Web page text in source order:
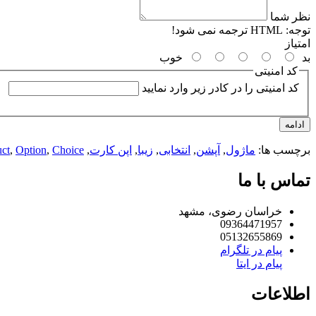
نظر شما
توجه:
امتیاز
بد
خوب
کد امنیتی
کد امنیتی را در کادر زیر وارد نمایید
ادامه
برچسب ها: ماژول, آپشن, انتخابی, زیبا, اپن کارت,
, Option, Choice
تماس با ما
خراسان رضوی، مشهد
09364471957
05132655869
پیام در تلگرام
پیام در ایتا
اطلاعات